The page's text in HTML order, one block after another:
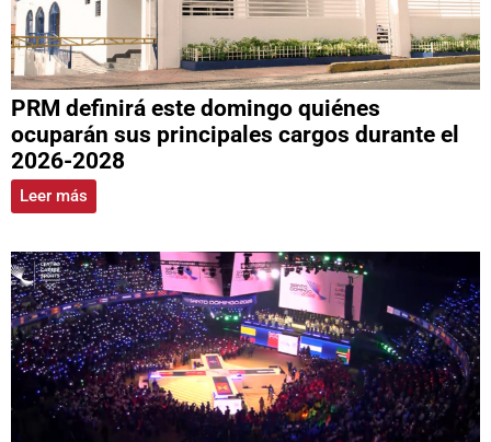
PRM definirá este domingo quiénes
ocuparán sus principales cargos durante el
2026-2028
Leer más